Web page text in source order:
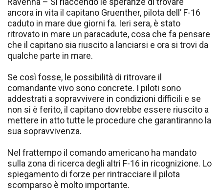
ancora in vita il capitano Gruenther, pilota dell’ F-16
caduto in mare due giorni fa. Ieri sera, è stato
ritrovato in mare un paracadute, cosa che fa pensare
che il capitano sia riuscito a lanciarsi e ora si trovi da
qualche parte in mare.
Se così fosse, le possibilità di ritrovare il
comandante vivo sono concrete. I piloti sono
addestrati a sopravvivere in condizioni difficili e se
non si è ferito, il capitano dovrebbe essere riuscito a
mettere in atto tutte le procedure che garantiranno la
sua sopravvivenza.
Nel frattempo il comando americano ha mandato
sulla zona di ricerca degli altri F-16 in ricognizione. Lo
spiegamento di forze per rintracciare il pilota
scomparso è molto importante.